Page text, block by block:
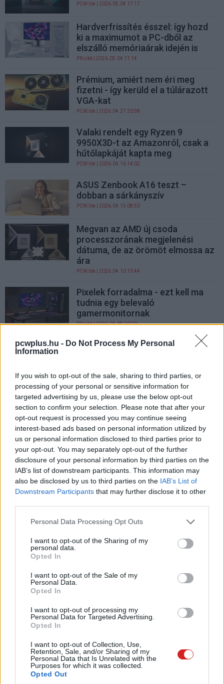
pcwplus.hu - Do Not Process My Personal
Information
If you wish to opt-out of the sale, sharing to third parties, or
processing of your personal or sensitive information for
targeted advertising by us, please use the below opt-out
section to confirm your selection. Please note that after your
opt-out request is processed you may continue seeing
interest-based ads based on personal information utilized by
us or personal information disclosed to third parties prior to
your opt-out. You may separately opt-out of the further
disclosure of your personal information by third parties on the
IAB’s list of downstream participants. This information may
also be disclosed by us to third parties on the IAB’s List of
Downstream Participants that may further disclose it to other
Please note that this website/app uses one or more Google
not limited to your visit or usage behaviour. You may click to
grant or deny consent to Google and its third-party tags to
use your data for below specified purposes in below Google
consent section.
Personal Data Processing Opt Outs
I want to opt-out of the Sharing of my
personal data.
Opted In
I want to opt-out of the Sale of my
Personal Data.
Opted In
I want to opt-out of processing my
Personal Data for Targeted Advertising.
Opted In
I want to opt-out of Collection, Use,
Retention, Sale, and/or Sharing of my
Personal Data that Is Unrelated with the
Purposes for which it was collected.
Opted Out
PCW.lite | 2026.05.04 17:17
Hardverfrissítés ésszel: így hozd
ki a maximumot a PC-dből az
elszálló memóriaárak idején is
PR cikk | 2026.05.04 11:14
Prémium, amiért nem éri meg
fizetni - így kerüld el a túlárazott
VGA-kat
PCW.lite | 2026.04.27 20:58
Valaki rendelt egy Ryzen 9
9950X3D-t az Amazonról, csak a
hűtőlapkáját kapta meg
PCW.lite | 2026.04.16 14:02
ASUS Zenbook A16 teszt –
dobban a sárkányszív
PCW.lite | 2026.04.15 08:53
Megvan az AMD új csoda
processzorának megjelenési
dátuma, de az örömöt elmossa az
ára
PCW.lite | 2026.04.10 13:44
Pixelek forradalma - ezt kell ma
tudnia egy belevaló
gamermonitornak
PR cikk| 2026.04.09 10:20
Acer Aspire 14 AI – a társ, akinek
Végre eljött az Intel Ryzen-
momentuma
PCW.lite| 2026.04.04 14:02
192-magos AMD processzor
bukkant fel a neten
PCW.lite| 2026.04.03 11:04
Építkezz stabil alapokra: az ASUS
lapoknál nincs mellényúlás még
vállalati környezetben sem
lepte meg a PC-seket az AMD
Szembe mentünk az árral –
gaming PC-t építettünk!
A PlayStation csodafegyvere az
beépítése szakaszokban történik
PCW.master | 2026.03.21 15:45
Megérkezett az FSR 4.1, az RX